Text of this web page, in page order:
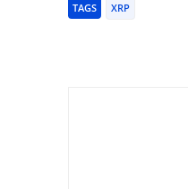
TAGS XRP